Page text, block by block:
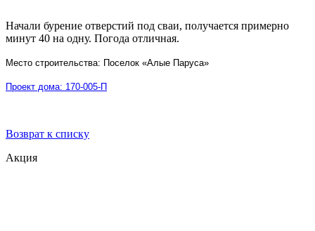
Начали бурение отверстий под сваи, получается примерно
минут 40 на одну. Погода отличная.
Место строительства: Поселок «Алые Паруса»
Проект дома: 170-005-П
Возврат к списку
Акция